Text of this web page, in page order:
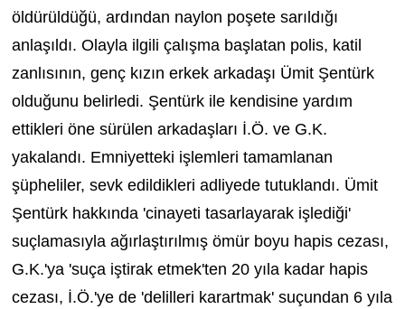
öldürüldüğü, ardından naylon poşete sarıldığı
anlaşıldı. Olayla ilgili çalışma başlatan polis, katil
zanlısının, genç kızın erkek arkadaşı Ümit Şentürk
olduğunu belirledi. Şentürk ile kendisine yardım
ettikleri öne sürülen arkadaşları İ.Ö. ve G.K.
yakalandı. Emniyetteki işlemleri tamamlanan
şüpheliler, sevk edildikleri adliyede tutuklandı. Ümit
Şentürk hakkında 'cinayeti tasarlayarak işlediği'
suçlamasıyla ağırlaştırılmış ömür boyu hapis cezası,
G.K.'ya 'suça iştirak etmek'ten 20 yıla kadar hapis
cezası, İ.Ö.'ye de 'delilleri karartmak' suçundan 6 yıla